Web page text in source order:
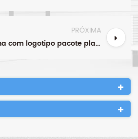
PRÓXIMA
Distribuidor da china com logotipo pacote plano casa recipiente pré-fabricado recipiente modular minúsculo escritório de contêiner doméstico